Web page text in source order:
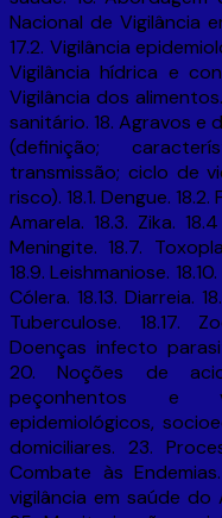
Nacional de Vigilância
17.2. Vigilância
Vigilância hídrica e
Vigilância dos
sanitário. 18. Agravos e
(definição;
transmissão; ciclo de
risco). 18.1. Dengue. 18.2.
Amarela. 18.3. Zika.
Meningite. 18.7.
18.9. Leishmaniose.
Cólera. 18.13. Diarreia.
Tuberculose. 18.17.
Doenças infecto
20. Noções de
peçonhentos e
epidemiológicos,
domiciliares. 23.
Combate às
vigilância em saúde do